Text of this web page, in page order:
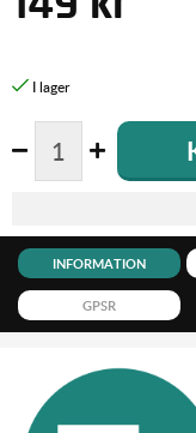
INFORMATION
GPSR